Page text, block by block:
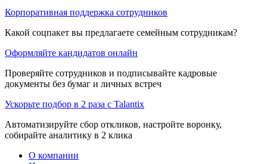
Корпоративная поддержка сотрудников
Какой соцпакет вы предлагаете семейным сотрудникам?
Оформляйте кандидатов онлайн
Проверяйте сотрудников и подписывайте кадровые
документы без бумаг и личных встреч
Ускорьте подбор в 2 раза с Talantix
Автоматизируйте сбор откликов, настройте воронку,
собирайте аналитику в 2 клика
О компании